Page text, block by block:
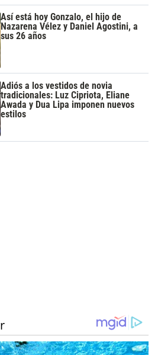
Así está hoy Gonzalo, el hijo de
Nazarena Vélez y Daniel Agostini, a
sus 26 años
Adiós a los vestidos de novia
tradicionales: Luz Cipriota, Eliane
Awada y Dua Lipa imponen nuevos
estilos